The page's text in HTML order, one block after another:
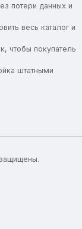
потери данных и
весь каталог и
чтобы покупатель
штатными